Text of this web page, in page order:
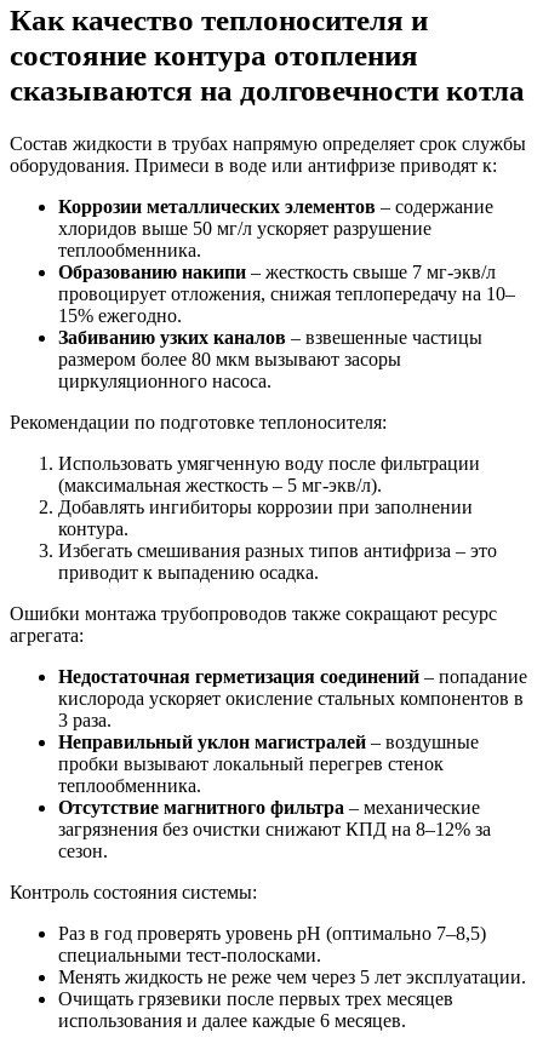
Как качество теплоносителя и
состояние контура отопления
сказываются на долговечности котла
Состав жидкости в трубах напрямую определяет срок службы
оборудования. Примеси в воде или антифризе приводят к:
Коррозии металлических элементов – содержание
хлоридов выше 50 мг/л ускоряет разрушение
теплообменника.
Образованию накипи – жесткость свыше 7 мг-экв/л
провоцирует отложения, снижая теплопередачу на 10–
15% ежегодно.
Забиванию узких каналов – взвешенные частицы
размером более 80 мкм вызывают засоры
циркуляционного насоса.
Рекомендации по подготовке теплоносителя:
Использовать умягченную воду после фильтрации
(максимальная жесткость – 5 мг-экв/л).
Добавлять ингибиторы коррозии при заполнении
контура.
Избегать смешивания разных типов антифриза – это
приводит к выпадению осадка.
Ошибки монтажа трубопроводов также сокращают ресурс
агрегата:
Недостаточная герметизация соединений – попадание
кислорода ускоряет окисление стальных компонентов в
3 раза.
Неправильный уклон магистралей – воздушные
пробки вызывают локальный перегрев стенок
теплообменника.
Отсутствие магнитного фильтра – механические
загрязнения без очистки снижают КПД на 8–12% за
сезон.
Контроль состояния системы:
Раз в год проверять уровень pH (оптимально 7–8,5)
специальными тест-полосками.
Менять жидкость не реже чем через 5 лет эксплуатации.
Очищать грязевики после первых трех месяцев
использования и далее каждые 6 месяцев.